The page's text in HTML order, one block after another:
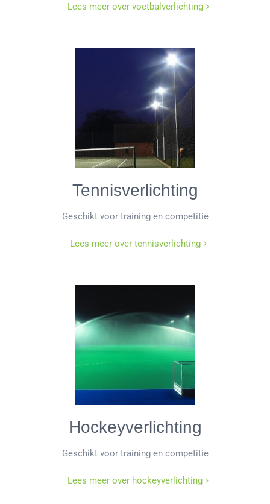
Lees meer over voetbalverlichting
Tennisverlichting
Geschikt voor training en competitie
Lees meer over tennisverlichting
Hockeyverlichting
Geschikt voor training en competitie
Lees meer over hockeyverlichting